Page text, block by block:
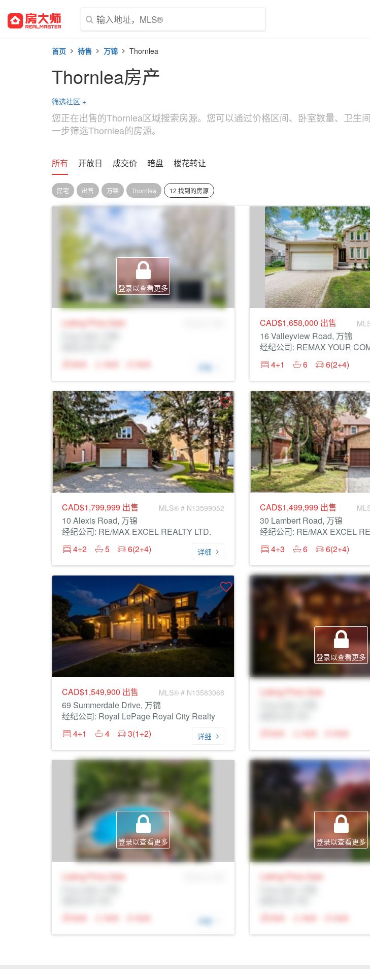
首页 待售 万锦 Thornlea
Thornlea房产
筛选社区 +
您正在出售的Thornlea区域搜索房源。您可以通过价格区间、卧室数量、卫
一步筛选Thornlea的房源。
所有 开放日 成交价 暗盘 楼花转让
民宅 出售 万锦 Thornlea 12 找到的房源
登录以查看更多
Listing Price Sale
N/A
N/A N/A 详细
CAD$1,658,000 出售
16 Valleyview Road, 万锦
4+1
6 6(2+4)
CAD$1,799,999 出售 MLS® # N13599052
10 Alexis Road, 万锦
经纪公司: RE/MAX EXCEL REALTY LTD.
4+2
5 6(2+4) 详细
CAD$1,499,999 出售
30 Lambert Road, 万锦
经纪公司: RE/MAX EXCEL
4+3
6 6(2+4)
CAD$1,549,900 出售 MLS® # N13583068
69 Summerdale Drive, 万锦
经纪公司: Royal LePage Royal City Realty
4+1
4 3(1+2) 详细
登录以查看更多
Listing Price Sale
N/A
N/A N/A
登录以查看更多
Listing Price Sale
N/A
N/A N/A 详细
登录以查看更多
Listing Price Sale
N/A
N/A N/A